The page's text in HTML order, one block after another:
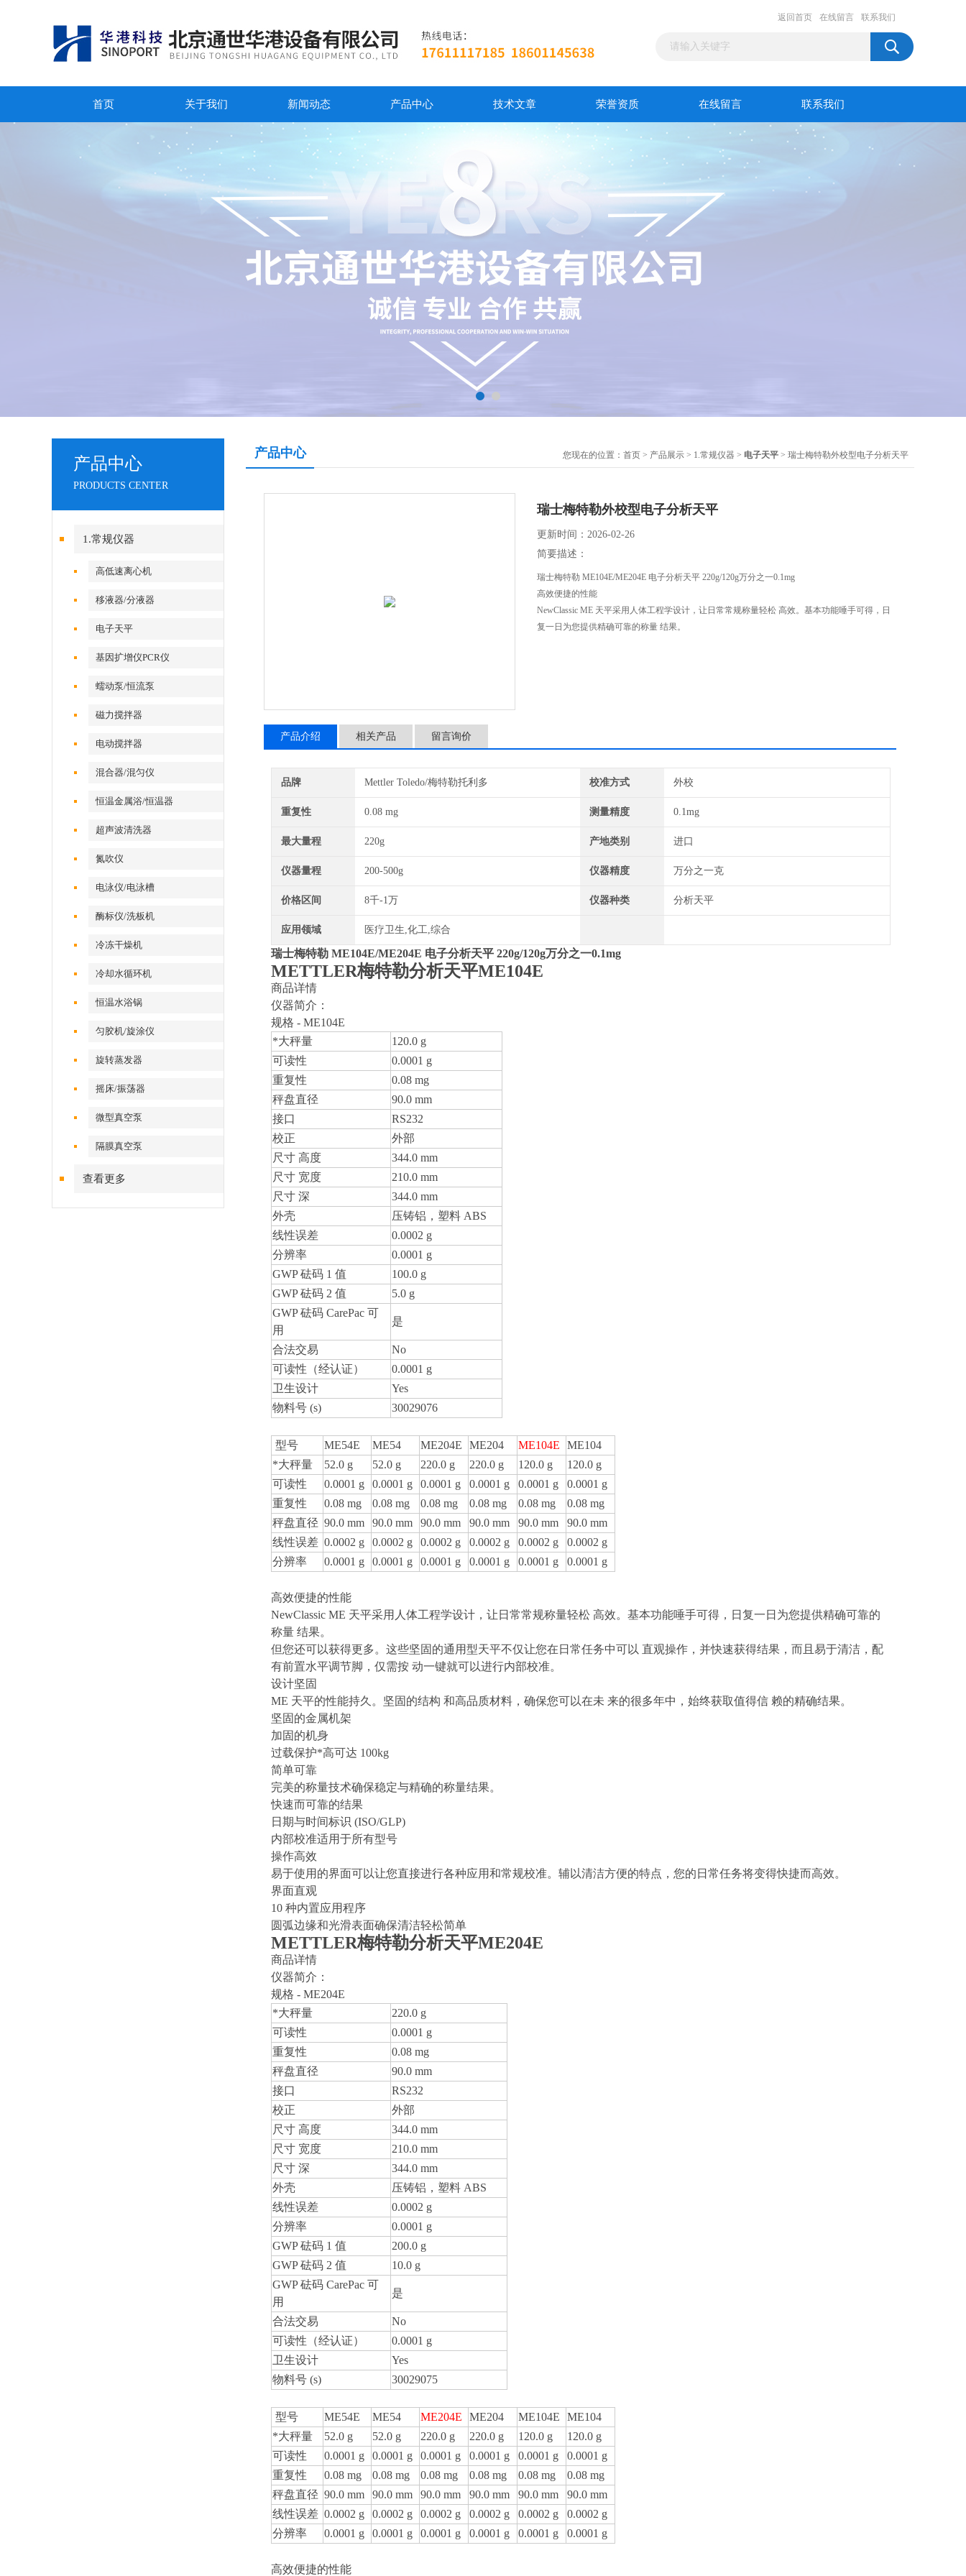
返回首页 在线留言 联系我们
首页 关于我们 新闻动态 产品中心 技术文章 荣誉资质 在线留言 联系我们
产品中心
PRODUCTS CENTER
1.常规仪器
高低速离心机
移液器/分液器
电子天平
基因扩增仪PCR仪
蠕动泵/恒流泵
磁力搅拌器
电动搅拌器
混合器/混匀仪
恒温金属浴/恒温器
超声波清洗器
氮吹仪
电泳仪/电泳槽
酶标仪/洗板机
冷冻干燥机
冷却水循环机
恒温水浴锅
匀胶机/旋涂仪
旋转蒸发器
摇床/振荡器
微型真空泵
隔膜真空泵
查看更多
产品中心 您现在的位置： 首页 > 产品展示 > 1.常规仪器 > 电子天平 > 瑞士梅特勒外校型电子分析天平
瑞士梅特勒外校型电子分析天平
更新时间：2026-02-26
简要描述：
瑞士梅特勒 ME104E/ME204E 电子分析天平 220g/120g万分之一0.1mg
高效便捷的性能
NewClassic ME 天平采用人体工程学设计，让日常常规称量轻松 高效。基本功能唾手可得，日
复一日为您提供精确可靠的称量 结果。
产品介绍 相关产品 留言询价
品牌 Mettler Toledo/梅特勒托利多 校准方式 外校
重复性 0.08 mg 测量精度 0.1mg
最大量程 220g 产地类别 进口
仪器量程 200-500g 仪器精度 万分之一克
价格区间 8千-1万 仪器种类 分析天平
应用领域 医疗卫生,化工,综合
瑞士梅特勒 ME104E/ME204E 电子分析天平 220g/120g万分之一0.1mg
METTLER梅特勒分析天平ME104E
商品详情
仪器简介：
规格 - ME104E
*大秤量
120.0 g
可读性
0.0001 g
重复性
0.08 mg
秤盘直径
90.0 mm
接口
RS232
校正
外部
尺寸 高度
344.0 mm
尺寸 宽度
210.0 mm
尺寸 深
344.0 mm
外壳
压铸铝，塑料 ABS
线性误差
0.0002 g
分辨率
0.0001 g
GWP 砝码 1 值
100.0 g
GWP 砝码 2 值
5.0 g
GWP 砝码 CarePac 可
用
是
合法交易
No
可读性（经认证）
0.0001 g
卫生设计
Yes
物料号 (s)
30029076
型号 ME54E ME54 ME204E ME204 ME104E
ME104
*大秤量
52.0 g 52.0 g 220.0 g 220.0 g 120.0 g
120.0 g
可读性
0.0001 g 0.0001 g 0.0001 g 0.0001 g 0.0001 g
0.0001 g
重复性
0.08 mg 0.08 mg 0.08 mg 0.08 mg 0.08 mg
0.08 mg
秤盘直径 90.0 mm 90.0 mm 90.0 mm 90.0 mm 90.0 mm
90.0 mm
线性误差 0.0002 g 0.0002 g 0.0002 g 0.0002 g 0.0002 g
0.0002 g
分辨率
0.0001 g 0.0001 g 0.0001 g 0.0001 g 0.0001 g 0.0001 g
高效便捷的性能
NewClassic ME 天平采用人体工程学设计，让日常常规称量轻松 高效。基本功能唾手可得，日复一日为您提供精确可靠的
称量 结果。
但您还可以获得更多。这些坚固的通用型天平不仅让您在日常任务中可以 直观操作，并快速获得结果，而且易于清洁，配
有前置水平调节脚，仅需按 动一键就可以进行内部校准。
设计坚固
ME 天平的性能持久。坚固的结构 和高品质材料，确保您可以在未 来的很多年中，始终获取值得信 赖的精确结果。
坚固的金属机架
加固的机身
过载保护*高可达 100kg
简单可靠
完美的称量技术确保稳定与精确的称量结果。
快速而可靠的结果
日期与时间标识 (ISO/GLP)
内部校准适用于所有型号
操作高效
易于使用的界面可以让您直接进行各种应用和常规校准。辅以清洁方便的特点，您的日常任务将变得快捷而高效。
界面直观
10 种内置应用程序
圆弧边缘和光滑表面确保清洁轻松简单
METTLER梅特勒分析天平ME204E
商品详情
仪器简介：
规格 - ME204E
*大秤量
220.0 g
可读性
0.0001 g
重复性
0.08 mg
秤盘直径
90.0 mm
接口
RS232
校正
外部
尺寸 高度
344.0 mm
尺寸 宽度
210.0 mm
尺寸 深
344.0 mm
外壳
压铸铝，塑料 ABS
线性误差
0.0002 g
分辨率
0.0001 g
GWP 砝码 1 值
200.0 g
GWP 砝码 2 值
10.0 g
GWP 砝码 CarePac 可
用
是
合法交易
No
可读性（经认证）
0.0001 g
卫生设计
Yes
物料号 (s)
30029075
型号 ME54E ME54 ME204E ME204 ME104E
ME104
*大秤量
52.0 g 52.0 g 220.0 g 220.0 g 120.0 g
120.0 g
可读性
0.0001 g 0.0001 g 0.0001 g 0.0001 g 0.0001 g
0.0001 g
重复性
0.08 mg 0.08 mg 0.08 mg 0.08 mg 0.08 mg
0.08 mg
秤盘直径 90.0 mm 90.0 mm 90.0 mm 90.0 mm 90.0 mm
90.0 mm
线性误差 0.0002 g 0.0002 g 0.0002 g 0.0002 g 0.0002 g
0.0002 g
分辨率
0.0001 g 0.0001 g 0.0001 g 0.0001 g 0.0001 g 0.0001 g
高效便捷的性能